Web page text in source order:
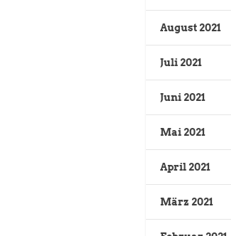
August 2021
Juli 2021
Juni 2021
Mai 2021
April 2021
März 2021